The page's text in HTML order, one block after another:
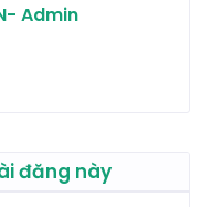
Admin
đăng này